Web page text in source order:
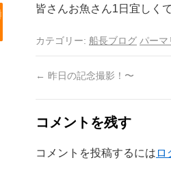
皆さんお魚さん1日宜しく
カテゴリー: 船長ブログ パーマ
← 昨日の記念撮影！〜
コメントを残す
コメントを投稿するには ロ